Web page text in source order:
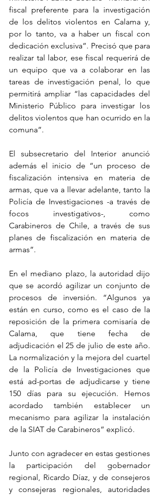
fiscal preferente para la investigación
de los delitos violentos en Calama y,
por lo tanto, va a haber un fiscal con
dedicación exclusiva”. Precisó que para
realizar tal labor, ese fiscal requerirá de
un equipo que va a colaborar en las
tareas de investigación penal, lo que
permitirá ampliar “las capacidades del
Ministerio Público para investigar los
delitos violentos que han ocurrido en la
comuna”.
El subsecretario del Interior anunció
además el inicio de “un proceso de
fiscalización intensiva en materia de
armas, que va a llevar adelante, tanto la
Policía de Investigaciones -a través de
focos investigativos-, como
Carabineros de Chile, a través de sus
planes de fiscalización en materia de
armas”.
En el mediano plazo, la autoridad dijo
que se acordó agilizar un conjunto de
procesos de inversión. “Algunos ya
están en curso, como es el caso de la
reposición de la primera comisaría de
Calama, que tiene fecha de
adjudicación el 25 de julio de este año.
La normalización y la mejora del cuartel
de la Policía de Investigaciones que
está ad-portas de adjudicarse y tiene
150 días para su ejecución. Hemos
acordado también establecer un
mecanismo para agilizar la instalación
de la SIAT de Carabineros” explicó.
Junto con agradecer en estas gestiones
la participación del gobernador
regional, Ricardo Díaz, y de consejeros
y consejeras regionales, autoridades